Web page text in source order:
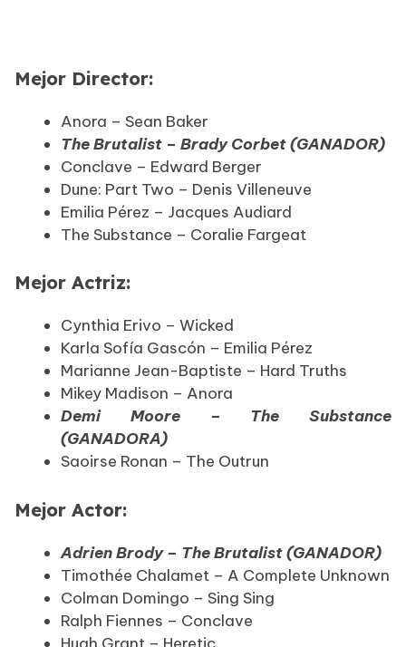
Mejor Director:
Anora – Sean Baker
The Brutalist – Brady Corbet (GANADOR)
Conclave – Edward Berger
Dune: Part Two – Denis Villeneuve
Emilia Pérez – Jacques Audiard
The Substance – Coralie Fargeat
Mejor Actriz:
Cynthia Erivo – Wicked
Karla Sofía Gascón – Emilia Pérez
Marianne Jean-Baptiste – Hard Truths
Mikey Madison – Anora
Demi Moore – The Substance
(GANADORA)
Saoirse Ronan – The Outrun
Mejor Actor:
Adrien Brody – The Brutalist (GANADOR)
Timothée Chalamet – A Complete Unknown
Colman Domingo – Sing Sing
Ralph Fiennes – Conclave